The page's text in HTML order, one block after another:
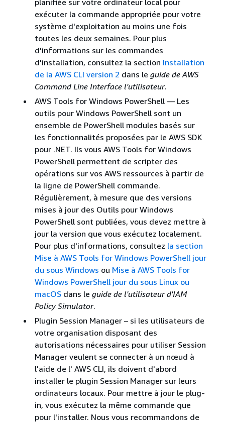
exécuter la commande appropriée pour votre
système d'exploitation au moins une fois
toutes les deux semaines. Pour plus
d'informations sur les commandes
d'installation, consultez la section Installation
de la AWS CLI version 2 dans le guide de AWS
Command Line Interface l'utilisateur.
AWS Tools for Windows PowerShell — Les
outils pour Windows PowerShell sont un
ensemble de PowerShell modules basés sur
les fonctionnalités proposées par le AWS SDK
pour .NET. Ils vous AWS Tools for Windows
PowerShell permettent de scripter des
opérations sur vos AWS ressources à partir de
la ligne de PowerShell commande.
Régulièrement, à mesure que des versions
mises à jour des Outils pour Windows
PowerShell sont publiées, vous devez mettre à
jour la version que vous exécutez localement.
Pour plus d'informations, consultez la section
Mise à AWS Tools for Windows PowerShell jour
du sous Windows ou Mise à AWS Tools for
Windows PowerShell jour du sous Linux ou
macOSdans le guide de l'utilisateur d'IAM
Policy Simulator.
Plugin Session Manager – si les utilisateurs de
votre organisation disposant des
autorisations nécessaires pour utiliser Session
Manager veulent se connecter à un nœud à
l'aide de l' AWS CLI, ils doivent d'abord
installer le plugin Session Manager sur leurs
ordinateurs locaux. Pour mettre à jour le plug-
in, vous exécutez la même commande que
pour l'installer. Nous vous recommandons de